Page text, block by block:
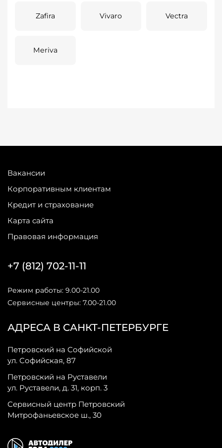
Zafira Vivaro Vectra
Meriva
Вакансии
Корпоративным клиентам
Кредит и страхование
Карта сайта
Правовая информация
АДРЕСА В САНКТ-ПЕТЕРБУРГЕ
Петровский на Софийской
ул. Софийская, 87
Петровский на Руставели
ул. Руставели, д. 31, корп. 3
Сервисный центр Петровский
Митрофаньевское ш., 30
+7 (812) 702-11-11
Режим работы: 9.00-21.00
Сервисные центры: 7.00-21.00